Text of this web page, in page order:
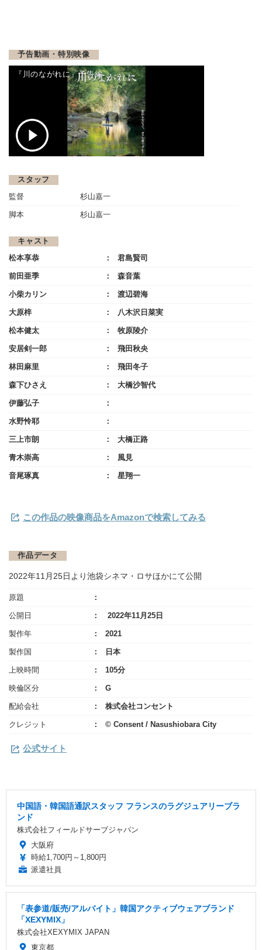
予告動画・特別映像
『川のながれに』予告編
スタッフ
監督 杉山嘉一
脚本 杉山嘉一
キャスト
松本享恭 君島賢司
前田亜季 森音葉
小柴カリン 渡辺碧海
大原梓 八木沢日菜実
松本健太 牧原陵介
安居剣一郎 飛田秋央
林田麻里 飛田冬子
森下ひさえ 大橋沙智代
伊藤弘子
水野怜耶
三上市朗 大橋正路
青木崇高 風見
音尾琢真 星翔一
この作品の映像商品をAmazonで検索してみる
作品データ
2022年11月25日より池袋シネマ・ロサほかにて公開
原題
公開日 2022年11月25日
製作年 2021
製作国 日本
上映時間 105分
映倫区分 G
配給会社 株式会社コンセント
クレジット © Consent / Nasushiobara City
公式サイト
中国語・韓国語通訳スタッフ フランスのラグジュアリーブラ
ンド
株式会社フィールドサーブジャパン
大阪府
時給1,700円～1,800円
派遣社員
「表参道/販売/アルバイト」韓国アクティブウェアブランド
「XEXYMIX」
株式会社XEXYMIX JAPAN
東京都